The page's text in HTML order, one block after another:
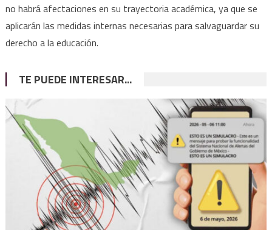
no habrá afectaciones en su trayectoria académica, ya que se
aplicarán las medidas internas necesarias para salvaguardar su
derecho a la educación.
TE PUEDE INTERESAR...